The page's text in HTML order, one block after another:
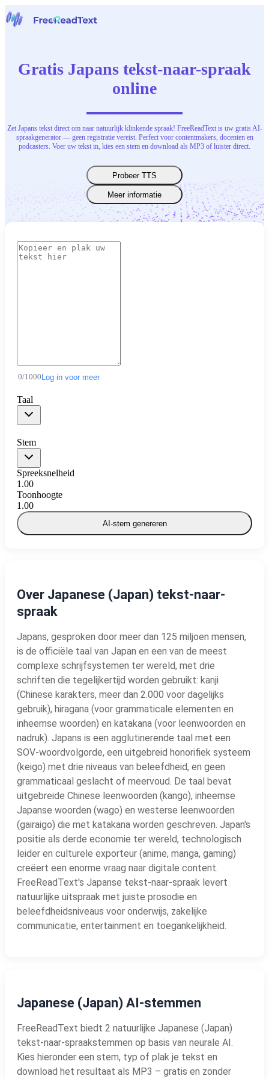
Gereedschap
Nederlands
Gratis Japans tekst-naar-spraak
online
Zet Japans tekst direct om naar natuurlijk klinkende spraak! FreeReadText is uw gratis AI-
spraakgenerator — geen registratie vereist. Perfect voor contentmakers, docenten en
podcasters. Voer uw tekst in, kies een stem en download als MP3 of luister direct.
Probeer TTS
Meer informatie
0/1000 Log in voor meer
Taal
Stem
Spreeksnelheid
1.00
Toonhoogte
1.00
AI-stem genereren
Over Japanese (Japan) tekst-naar-
spraak
Japans, gesproken door meer dan 125 miljoen mensen,
is de officiële taal van Japan en een van de meest
complexe schrijfsystemen ter wereld, met drie
schriften die tegelijkertijd worden gebruikt: kanji
(Chinese karakters, meer dan 2.000 voor dagelijks
gebruik), hiragana (voor grammaticale elementen en
inheemse woorden) en katakana (voor leenwoorden en
nadruk). Japans is een agglutinerende taal met een
SOV-woordvolgorde, een uitgebreid honorifiek systeem
(keigo) met drie niveaus van beleefdheid, en geen
grammaticaal geslacht of meervoud. De taal bevat
uitgebreide Chinese leenwoorden (kango), inheemse
Japanse woorden (wago) en westerse leenwoorden
(gairaigo) die met katakana worden geschreven. Japan's
positie als derde economie ter wereld, technologisch
leider en culturele exporteur (anime, manga, gaming)
creëert een enorme vraag naar digitale content.
FreeReadText's Japanse tekst-naar-spraak levert
natuurlijke uitspraak met juiste prosodie en
beleefdheidsniveaus voor onderwijs, zakelijke
communicatie, entertainment en toegankelijkheid.
Japanese (Japan) AI-stemmen
FreeReadText biedt 2 natuurlijke Japanese (Japan)
tekst-naar-spraakstemmen op basis van neurale AI.
Kies hieronder een stem, typ of plak je tekst en
download het resultaat als MP3 – gratis en zonder